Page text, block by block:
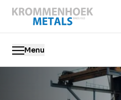
Menu
Oude metalen